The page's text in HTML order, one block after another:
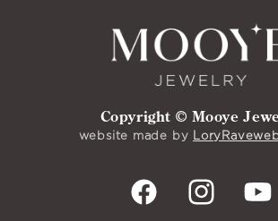
Copyright © Mooye
website made by
FacebookInstagram